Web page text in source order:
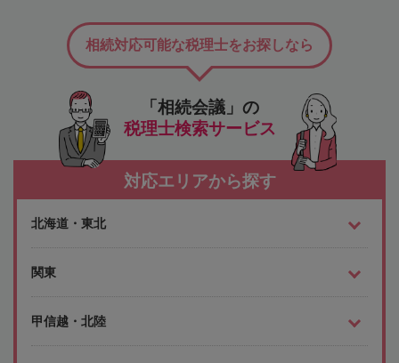
「相続会議」の
税理士検索サービス
相続対応可能な税理士をお探しなら
対応エリアから探す
北海道・東北
関東
甲信越・北陸